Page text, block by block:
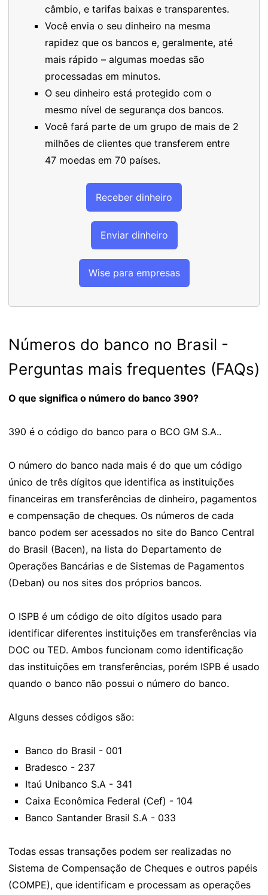
câmbio, e tarifas baixas e transparentes.
Você envia o seu dinheiro na mesma
rapidez que os bancos e, geralmente, até
mais rápido – algumas moedas são
processadas em minutos.
O seu dinheiro está protegido com o
mesmo nível de segurança dos bancos.
Você fará parte de um grupo de mais de 2
milhões de clientes que transferem entre
47 moedas em 70 países.
Receber dinheiro
Enviar dinheiro
Wise para empresas
Números do banco no Brasil -
Perguntas mais frequentes (FAQs)
O que significa o número do banco 390?
390 é o código do banco para o BCO GM S.A..
O número do banco nada mais é do que um código
único de três dígitos que identifica as instituições
financeiras em transferências de dinheiro, pagamentos
e compensação de cheques. Os números de cada
banco podem ser acessados no site do Banco Central
do Brasil (Bacen), na lista do Departamento de
Operações Bancárias e de Sistemas de Pagamentos
(Deban) ou nos sites dos próprios bancos.
O ISPB é um código de oito dígitos usado para
identificar diferentes instituições em transferências via
DOC ou TED. Ambos funcionam como identificação
das instituições em transferências, porém ISPB é usado
quando o banco não possui o número do banco.
Alguns desses códigos são:
Banco do Brasil - 001
Bradesco - 237
Itaú Unibanco S.A - 341
Caixa Econômica Federal (Cef) - 104
Banco Santander Brasil S.A - 033
Todas essas transações podem ser realizadas no
Sistema de Compensação de Cheques e outros papéis
(COMPE), que identificam e processam as operações